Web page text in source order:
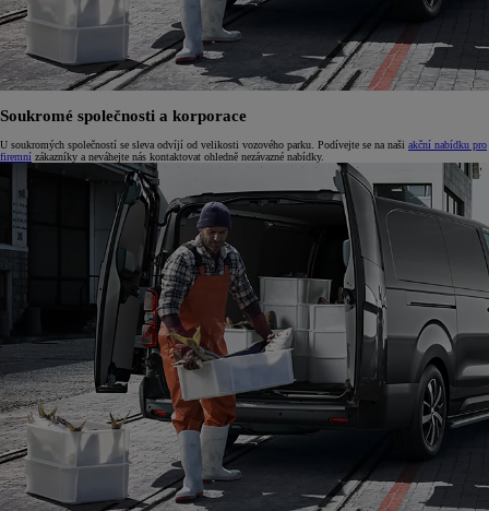
Soukromé společnosti a korporace
U soukromých společností se sleva odvíjí od velikosti vozového parku. Podívejte se na naši akční nabídku pro
firemní zákazníky a neváhejte nás kontaktovat ohledně nezávazné nabídky.